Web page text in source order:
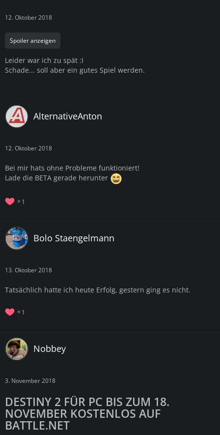
12. Oktober 2018
Spoiler anzeigen
Leider war ich zu spät :I
Schade... soll aber ein gutes Spiel werden.
AlternativeAnton
12. Oktober 2018
Bei mir hats ohne Probleme funktioniert!
Lade die BETA gerade herunter
1
Bolo Staengelmann
13. Oktober 2018
Tatsächlich hatte ich heute Erfolg, gestern ging es nicht.
1
Nobbey
3. November 2018
DESTINY 2 FÜR PC BIS ZUM 18.
NOVEMBER KOSTENLOS AUF
BATTLE.NET